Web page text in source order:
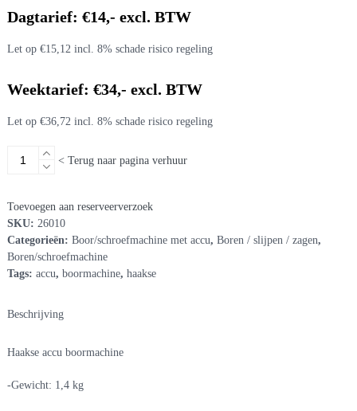
Dagtarief: €14,- excl. BTW
Let op €15,12 incl. 8% schade risico regeling
Weektarief: €34,- excl. BTW
Let op €36,72 incl. 8% schade risico regeling
Haakse
aantal
< Terug naar pagina verhuur
Toevoegen aan reserveerverzoek
SKU: 26010
Categorieën: Boor/schroefmachine met accu, Boren / slijpen / zagen,
Boren/schroefmachine
Tags: accu, boormachine, haakse
Beschrijving
Haakse accu boormachine
-Gewicht: 1,4 kg